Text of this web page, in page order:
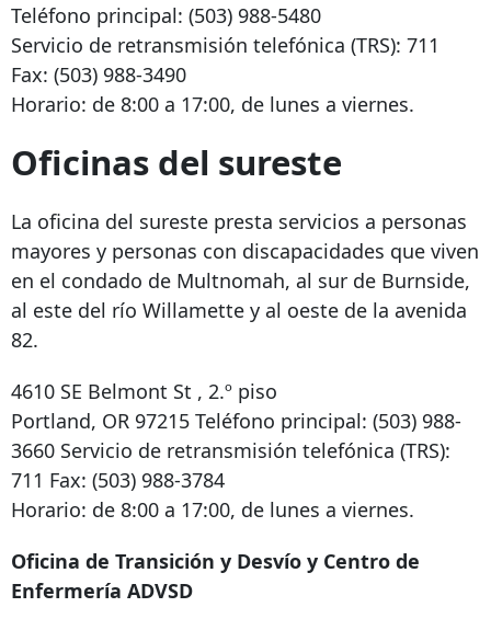
Teléfono principal: (503) 988-5480
Servicio de retransmisión telefónica (TRS): 711
Fax: (503) 988-3490
Horario: de 8:00 a 17:00, de lunes a viernes.
Oficinas del sureste
La oficina del sureste presta servicios a personas
mayores y personas con discapacidades que viven
en el condado de Multnomah, al sur de Burnside,
al este del río Willamette y al oeste de la avenida
82.
4610 SE Belmont St , 2.º piso
Portland, OR 97215 Teléfono principal: (503) 988-
3660 Servicio de retransmisión telefónica (TRS):
711 Fax: (503) 988-3784
Horario: de 8:00 a 17:00, de lunes a viernes.
Oficina de Transición y Desvío y Centro de
Enfermería ADVSD